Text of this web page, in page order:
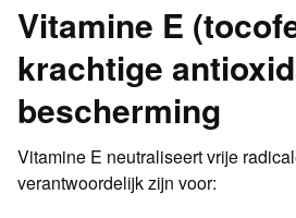
Vitamine E
krachtige
bescherming
Vitamine E neutraliseert vrije
verantwoordelijk zijn voor: